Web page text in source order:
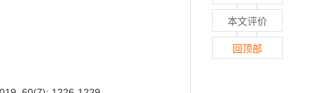
本文评价
回顶部